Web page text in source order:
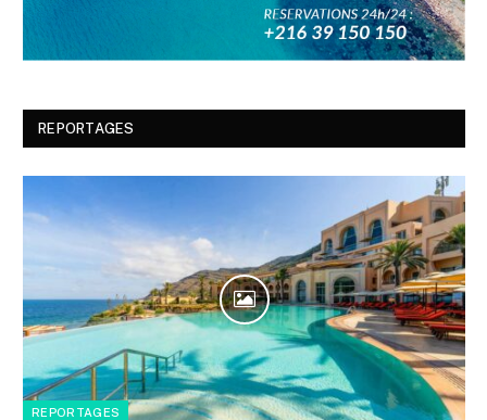
REPORTAGES
REPORTAGES